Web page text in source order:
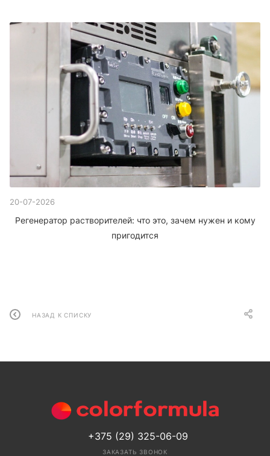
20-07-2026
Регенератор растворителей: что это, зачем нужен и кому
пригодится
НАЗАД К СПИСКУ
+375 (29) 325-06-09
ЗАКАЗАТЬ ЗВОНОК